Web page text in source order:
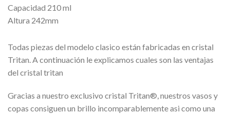
Capacidad 210 ml
Altura 242mm
Todas piezas del modelo clasico están fabricadas en cristal
Tritan. A continuación le explicamos cuales son las ventajas
del cristal tritan
Gracias a nuestro exclusivo cristal Tritan®, nuestros vasos y
copas consiguen un brillo incomparablemente asi como una